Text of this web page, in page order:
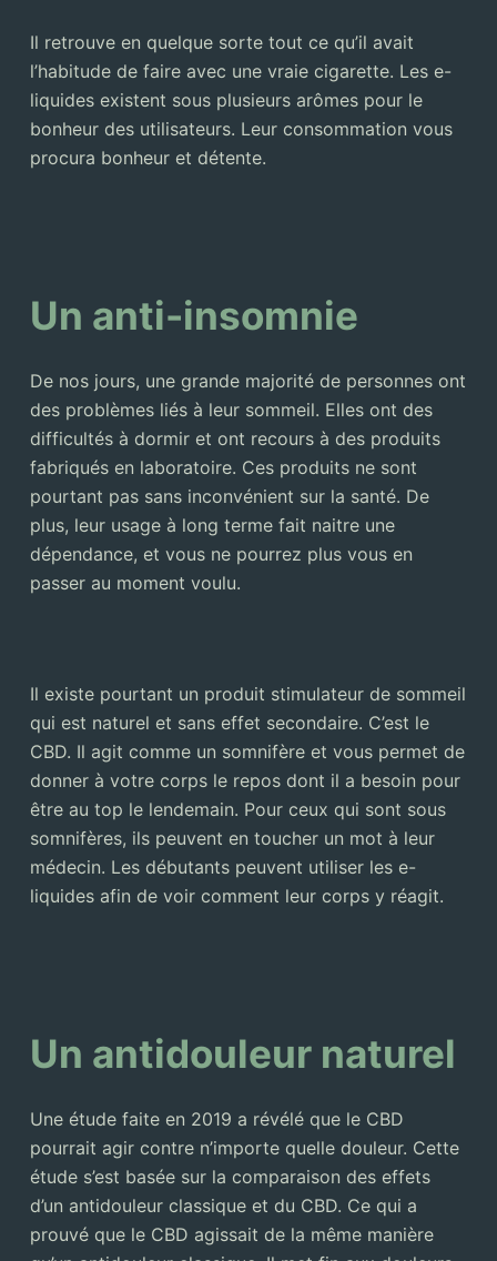
Il retrouve en quelque sorte tout ce qu’il avait
l’habitude de faire avec une vraie cigarette. Les e-
liquides existent sous plusieurs arômes pour le
bonheur des utilisateurs. Leur consommation vous
procura bonheur et détente.
Un anti-insomnie
De nos jours, une grande majorité de personnes ont
des problèmes liés à leur sommeil. Elles ont des
difficultés à dormir et ont recours à des produits
fabriqués en laboratoire. Ces produits ne sont
pourtant pas sans inconvénient sur la santé. De
plus, leur usage à long terme fait naitre une
dépendance, et vous ne pourrez plus vous en
passer au moment voulu.
Il existe pourtant un produit stimulateur de sommeil
qui est naturel et sans effet secondaire. C’est le
CBD. Il agit comme un somnifère et vous permet de
donner à votre corps le repos dont il a besoin pour
être au top le lendemain. Pour ceux qui sont sous
somnifères, ils peuvent en toucher un mot à leur
médecin. Les débutants peuvent utiliser les e-
liquides afin de voir comment leur corps y réagit.
Un antidouleur naturel
Une étude faite en 2019 a révélé que le CBD
pourrait agir contre n’importe quelle douleur. Cette
étude s’est basée sur la comparaison des effets
d’un antidouleur classique et du CBD. Ce qui a
prouvé que le CBD agissait de la même manière